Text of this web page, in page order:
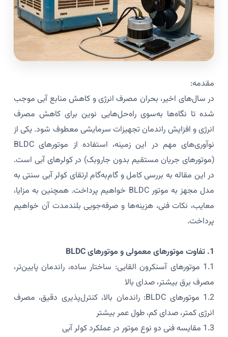
مقدمه:
در سال‌های اخیر، بحران مصرف انرژی و کاهش منابع آبی موجب
شده تا نگاه‌ها به‌سوی راه‌حل‌هایی نوین برای کاهش مصرف
انرژی و افزایش راندمان تجهیزات سرمایشی معطوف شود. یکی از
نوآوری‌های مهم در این زمینه، استفاده از موتورهای BLDC
(موتورهای جریان مستقیم بدون جاروبک) در کولرهای آبی است.
در این مقاله به بررسی کامل و گام‌به‌گام ارتقای کولر آبی سنتی به
مدل مجهز به موتور BLDC خواهیم پرداخت. همچنین به مزایا،
معایب، نکات فنی، هزینه‌ها و صرفه‌جویی بلندمدت آن خواهیم
پرداخت.
1. تفاوت موتورهای معمولی و موتورهای BLDC
1.1 موتورهای آسنکرون القایی: ساختار ساده، راندمان پایین‌تر،
مصرف برق بیشتر، صدای بالا
1.2 موتورهای BLDC: راندمان بالا، کنترل‌پذیری دقیق، مصرف
انرژی کمتر، صدای کم، طول عمر بیشتر
1.3 مقایسه فنی دو نوع موتور در عملکرد کولر آبی